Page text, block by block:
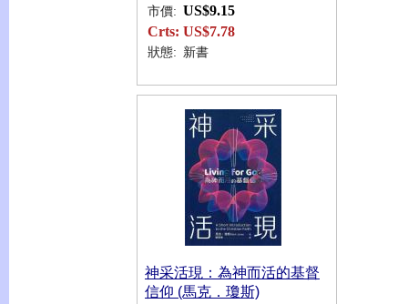
市價: US$9.15
Crts: US$7.78
狀態: 新書
神采活現：為神而活的基督
信仰 (馬克．瓊斯)